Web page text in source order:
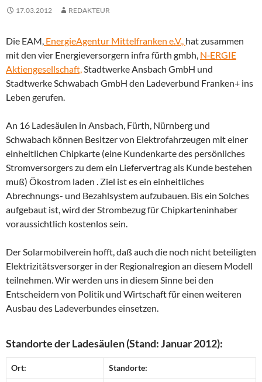
17.03.2012 REDAKTEUR
Die EAM, EnergieAgentur Mittelfranken e.V., hat zusammen
mit den vier Energieversorgern infra fürth gmbh, N‑ERGIE
Aktiengesellschaft,Stadtwerke Ansbach GmbH und
Stadtwerke Schwabach GmbH den Ladeverbund Franken+ ins
Leben gerufen.
An 16 Ladesäulen in Ansbach, Fürth, Nürnberg und
Schwabach können Besitzer von Elektrofahrzeugen mit einer
einheitlichen Chipkarte (eine Kundenkarte des persönliches
Stromversorgers zu dem ein Liefervertrag als Kunde bestehen
muß) Ökostrom laden . Ziel ist es ein einheitliches
Abrechnungs- und Bezahlsystem aufzubauen. Bis ein Solches
aufgebaut ist, wird der Strombezug für Chipkarteninhaber
voraussichtlich kostenlos sein.
Der Solarmobilverein hofft, daß auch die noch nicht beteiligten
Elektrizitätsversorger in der Regionalregion an diesem Modell
teilnehmen. Wir werden uns in diesem Sinne bei den
Entscheidern von Politik und Wirtschaft für einen weiteren
Ausbau des Ladeverbundes einsetzen.
Standorte der Ladesäulen (Stand: Januar 2012):
Ort: Standorte: